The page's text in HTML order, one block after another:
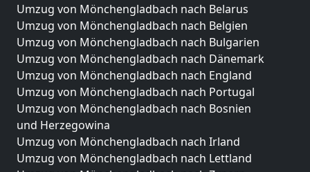
Umzug von Mönchengladbach nach Belarus
Umzug von Mönchengladbach nach Belgien
Umzug von Mönchengladbach nach Bulgarien
Umzug von Mönchengladbach nach Dänemark
Umzug von Mönchengladbach nach England
Umzug von Mönchengladbach nach Portugal
Umzug von Mönchengladbach nach Bosnien
und Herzegowina
Umzug von Mönchengladbach nach Irland
Umzug von Mönchengladbach nach Lettland